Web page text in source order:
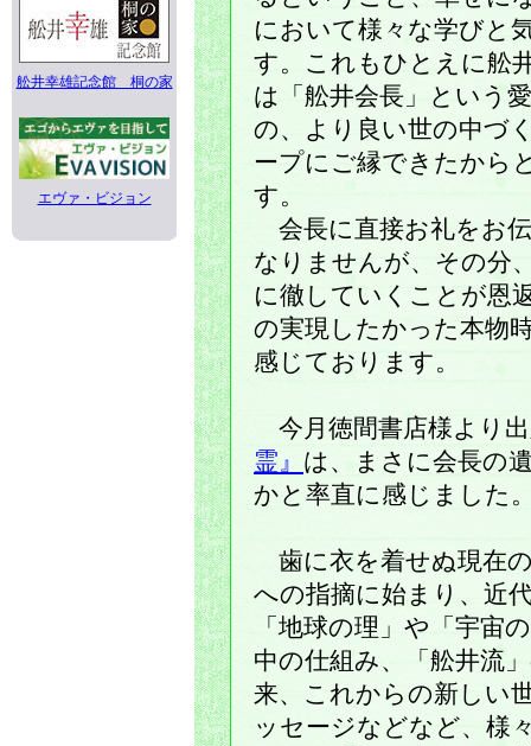
舩井幸雄記念館 桐の家
エヴァ・ビジョン
において様々な学びと
す。これもひとえに舩
は「舩井会長」という
の、より良い世の中づ
ープにご縁できたから
す。
会長に直接お礼をお
なりませんが、その分
に徹していくことが恩
の実現したかった本物
感じております。
今月徳間書店様より
霊』 は、まさに会長の
かと率直に感じました
歯に衣を着せぬ現在
への指摘に始まり、近
「地球の理」や「宇宙
中の仕組み、「舩井流
来、これからの新しい
ッセージなどなど、様